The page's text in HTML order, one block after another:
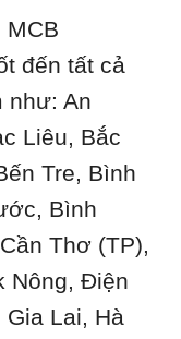
MCB
đến tất cả
như: An
Liêu, Bắc
Tre, Bình
Bình
Thơ (TP),
Nông, Điện
Lai, Hà